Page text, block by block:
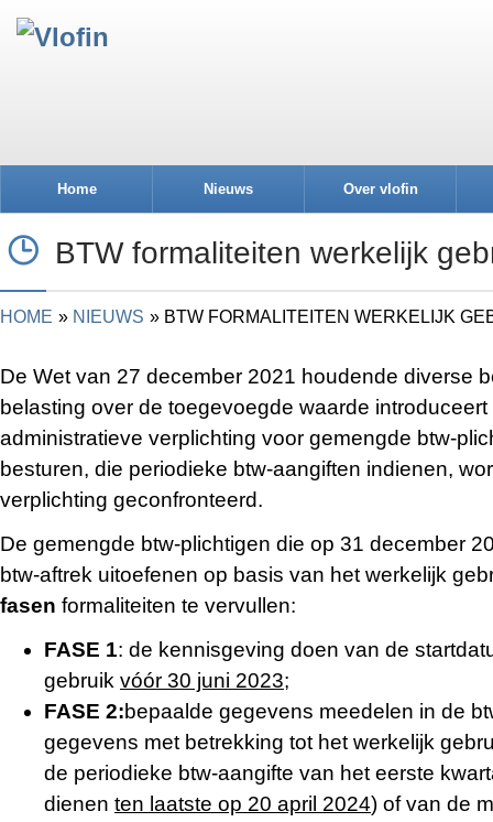
Home Nieuws Over vlofin
BTW formaliteiten werkelijk
HOME NIEUWS BTW FORMALITEITEN WERKELIJK
De Wet van 27 december 2021 houdende diverse
belasting over de toegevoegde waarde
administratieve verplichting voor gemengde btw-
besturen, die periodieke btw-aangiften indienen,
verplichting geconfronteerd.
De gemengde btw-plichtigen die op 31 december
btw-aftrek uitoefenen op basis van het werkelijk
fasen formaliteiten te vervullen:
FASE 1: de kennisgeving doen van de
gebruik vóór 30 juni 2023;
FASE 2:bepaalde gegevens meedelen in de
gegevens met betrekking tot het werkelijk
de periodieke btw-aangifte van het eerste
dienen ten laatste op 20 april 2024) of van de